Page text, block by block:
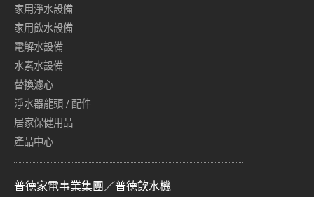
家用淨水設備
家用飲水設備
電解水設備
水素水設備
替換濾心
淨水器龍頭 / 配件
居家保健用品
產品中心
普德家電事業集團／普德飲水機